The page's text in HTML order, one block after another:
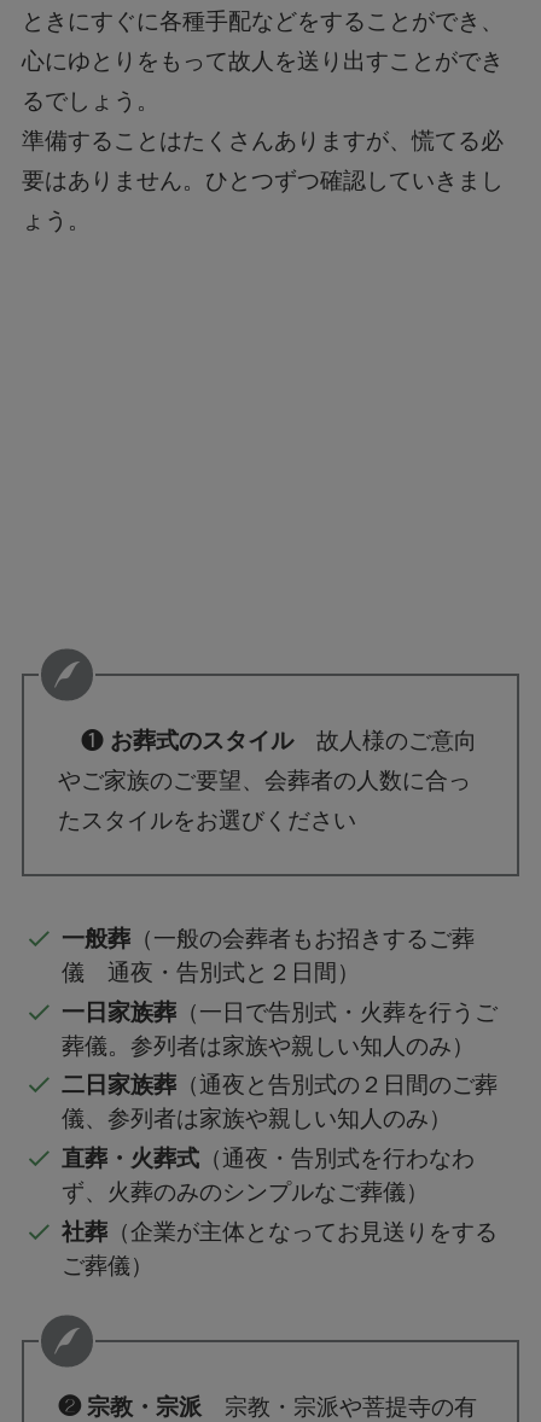
ときにすぐに各種手配などをすることができ、
心にゆとりをもって故人を送り出すことができ
るでしょう。
準備することはたくさんありますが、慌てる必
要はありません。ひとつずつ確認していきまし
ょう。
❶ お葬式のスタイル故人様のご意向
やご家族のご要望、会葬者の人数に合っ
たスタイルをお選びください
一般葬（一般の会葬者もお招きするご葬
儀 通夜・告別式と２日間）
一日家族葬（一日で告別式・火葬を行うご
葬儀。参列者は家族や親しい知人のみ）
二日家族葬（通夜と告別式の２日間のご葬
儀、参列者は家族や親しい知人のみ）
直葬・火葬式（通夜・告別式を行わなわ
ず、火葬のみのシンプルなご葬儀）
社葬（企業が主体となってお見送りをする
ご葬儀）
❷ 宗教・宗派 宗教・宗派や菩提寺の有